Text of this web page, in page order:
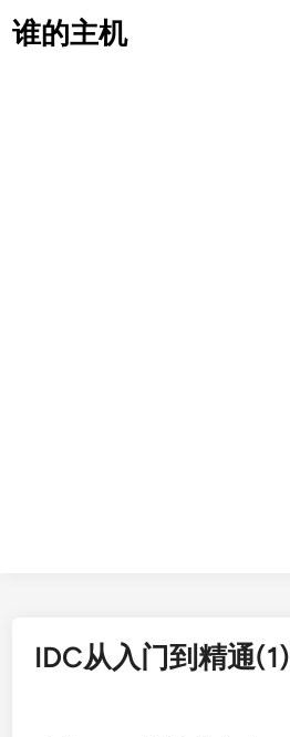
to谁的主机
IDC从入门到精通(1)